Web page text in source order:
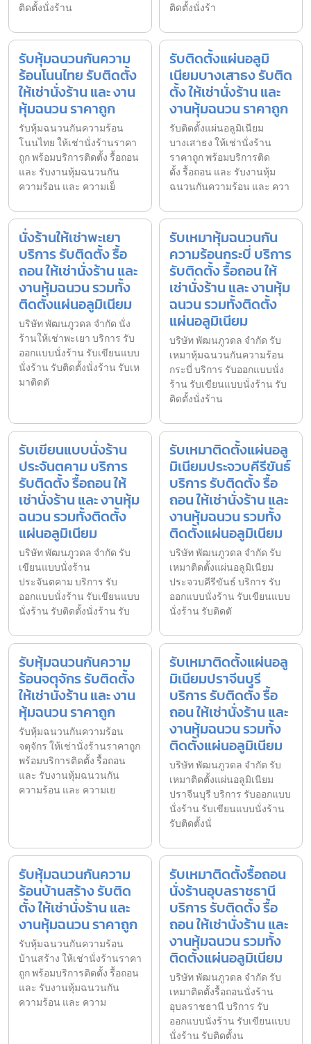
ติดตั้งนั่งร้าน
ติดตั้งนั่งร้า
รับหุ้มฉนวนกันความ
ร้อนโนนไทย รับติดตั้ง
ให้เช่านั่งร้าน และ งาน
หุ้มฉนวน ราคาถูก
รับหุ้มฉนวนกันความร้อน
โนนไทย ให้เช่านั่งร้านราคา
ถูก พร้อมบริการติดตั้ง รื้อถอน
และ รับงานหุ้มฉนวนกัน
ความร้อน และ ความเย็
รับติดตั้งแผ่นอลูมิ
เนียมบางเสาธง รับติด
ตั้ง ให้เช่านั่งร้าน และ
งานหุ้มฉนวน ราคาถูก
รับติดตั้งแผ่นอลูมิเนียม
บางเสาธง ให้เช่านั่งร้าน
ราคาถูก พร้อมบริการติด
ตั้ง รื้อถอน และ รับงานหุ้ม
ฉนวนกันความร้อน และ ควา
นั่งร้านให้เช่าพะเยา
บริการ รับติดตั้ง รื้อ
ถอน ให้เช่านั่งร้าน และ
งานหุ้มฉนวน รวมทั้ง
ติดตั้งแผ่นอลูมิเนียม
บริษัท พัฒนภูวดล จำกัด นั่ง
ร้านให้เช่าพะเยา บริการ รับ
ออกแบบนั่งร้าน รับเขียนแบบ
นั่งร้าน รับติดตั้งนั่งร้าน รับเห
มาติดตั
รับเหมาหุ้มฉนวนกัน
ความร้อนกระบี่ บริการ
รับติดตั้ง รื้อถอน ให้
เช่านั่งร้าน และ งานหุ้ม
ฉนวน รวมทั้งติดตั้ง
แผ่นอลูมิเนียม
บริษัท พัฒนภูวดล จำกัด รับ
เหมาหุ้มฉนวนกันความร้อน
กระบี่ บริการ รับออกแบบนั่ง
ร้าน รับเขียนแบบนั่งร้าน รับ
ติดตั้งนั่งร้าน
รับเขียนแบบนั่งร้าน
ประจันตคาม บริการ
รับติดตั้ง รื้อถอน ให้
เช่านั่งร้าน และ งานหุ้ม
ฉนวน รวมทั้งติดตั้ง
แผ่นอลูมิเนียม
บริษัท พัฒนภูวดล จำกัด รับ
เขียนแบบนั่งร้าน
ประจันตคาม บริการ รับ
ออกแบบนั่งร้าน รับเขียนแบบ
นั่งร้าน รับติดตั้งนั่งร้าน รับ
รับเหมาติดตั้งแผ่นอลู
มิเนียมประจวบคีรีขันธ์
บริการ รับติดตั้ง รื้อ
ถอน ให้เช่านั่งร้าน และ
งานหุ้มฉนวน รวมทั้ง
ติดตั้งแผ่นอลูมิเนียม
บริษัท พัฒนภูวดล จำกัด รับ
เหมาติดตั้งแผ่นอลูมิเนียม
ประจวบคีรีขันธ์ บริการ รับ
ออกแบบนั่งร้าน รับเขียนแบบ
นั่งร้าน รับติดตั
รับหุ้มฉนวนกันความ
ร้อนจตุจักร รับติดตั้ง
ให้เช่านั่งร้าน และ งาน
หุ้มฉนวน ราคาถูก
รับหุ้มฉนวนกันความร้อน
จตุจักร ให้เช่านั่งร้านราคาถูก
พร้อมบริการติดตั้ง รื้อถอน
และ รับงานหุ้มฉนวนกัน
ความร้อน และ ความเย
รับเหมาติดตั้งแผ่นอลู
มิเนียมปราจีนบุรี
บริการ รับติดตั้ง รื้อ
ถอน ให้เช่านั่งร้าน และ
งานหุ้มฉนวน รวมทั้ง
ติดตั้งแผ่นอลูมิเนียม
บริษัท พัฒนภูวดล จำกัด รับ
เหมาติดตั้งแผ่นอลูมิเนียม
ปราจีนบุรี บริการ รับออกแบบ
นั่งร้าน รับเขียนแบบนั่งร้าน
รับติดตั้งนั่
รับหุ้มฉนวนกันความ
ร้อนบ้านสร้าง รับติด
ตั้ง ให้เช่านั่งร้าน และ
งานหุ้มฉนวน ราคาถูก
รับหุ้มฉนวนกันความร้อน
บ้านสร้าง ให้เช่านั่งร้านราคา
ถูก พร้อมบริการติดตั้ง รื้อถอน
และ รับงานหุ้มฉนวนกัน
ความร้อน และ ความ
รับเหมาติดตั้งรื้อถอน
นั่งร้านอุบลราชธานี
บริการ รับติดตั้ง รื้อ
ถอน ให้เช่านั่งร้าน และ
งานหุ้มฉนวน รวมทั้ง
ติดตั้งแผ่นอลูมิเนียม
บริษัท พัฒนภูวดล จำกัด รับ
เหมาติดตั้งรื้อถอนนั่งร้าน
อุบลราชธานี บริการ รับ
ออกแบบนั่งร้าน รับเขียนแบบ
นั่งร้าน รับติดตั้งน